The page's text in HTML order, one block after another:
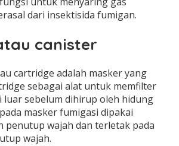
dari insektisida fumigan.
canister
cartridge adalah masker yang
sebagai alat untuk memfilter
luar sebelum dihirup oleh hidung
masker fumigasi dipakai
penutup wajah dan terletak pada
wajah.